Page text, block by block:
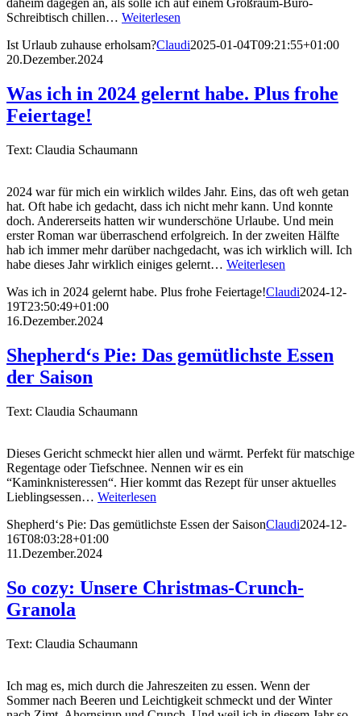
daheim dagegen an, als solle ich auf einem Großraum-Büro-
Schreibtisch chillen… Weiterlesen
Ist Urlaub zuhause erholsam?Claudi2025-01-04T09:21:55+01:00
20.Dezember.2024
Was ich in 2024 gelernt habe. Plus frohe
Feiertage!
Text: Claudia Schaumann
2024 war für mich ein wirklich wildes Jahr. Eins, das oft weh getan
hat. Oft habe ich gedacht, dass ich nicht mehr kann. Und konnte
doch. Andererseits hatten wir wunderschöne Urlaube. Und mein
erster Roman war überraschend erfolgreich. In der zweiten Hälfte
hab ich immer mehr darüber nachgedacht, was ich wirklich will. Ich
habe dieses Jahr wirklich einiges gelernt… Weiterlesen
Was ich in 2024 gelernt habe. Plus frohe Feiertage!Claudi2024-12-
19T23:50:49+01:00
16.Dezember.2024
Shepherd‘s Pie: Das gemütlichste Essen
der Saison
Text: Claudia Schaumann
Dieses Gericht schmeckt hier allen und wärmt. Perfekt für matschige
Regentage oder Tiefschnee. Nennen wir es ein
“Kaminknisteressen“. Hier kommt das Rezept für unser aktuelles
Lieblingsessen… Weiterlesen
Shepherd‘s Pie: Das gemütlichste Essen der SaisonClaudi2024-12-
16T08:03:28+01:00
11.Dezember.2024
So cozy: Unsere Christmas-Crunch-
Granola
Text: Claudia Schaumann
Ich mag es, mich durch die Jahreszeiten zu essen. Wenn der
Sommer nach Beeren und Leichtigkeit schmeckt und der Winter